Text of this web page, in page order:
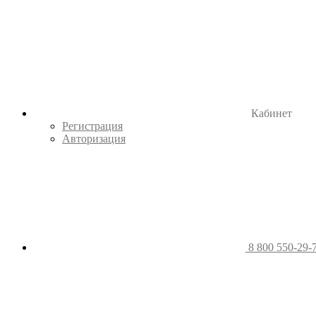
Кабинет
Регистрация
Авторизация
8 800 550-29-